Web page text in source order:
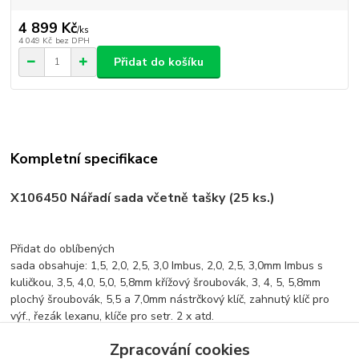
4 899 Kč/ks
4 049 Kč bez DPH
Přidat do košíku
Kompletní specifikace
X106450 Nářadí sada včetně tašky (25 ks.)
Přidat do oblíbených
sada obsahuje: 1,5, 2,0, 2,5, 3,0 Imbus, 2,0, 2,5, 3,0mm Imbus s
kuličkou, 3,5, 4,0, 5,0, 5,8mm křížový šroubovák, 3, 4, 5, 5,8mm
plochý šroubovák, 5,5 a 7,0mm nástrčkový klíč, zahnutý klíč pro
výf., řezák lexanu, klíče pro setr. 2 x atd.
Zpracování cookies